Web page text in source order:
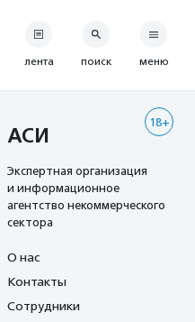
лента поиск меню
18+
АСИ
Экспертная организация
и информационное
агентство некоммерческого
сектора
О нас
Контакты
Сотрудники